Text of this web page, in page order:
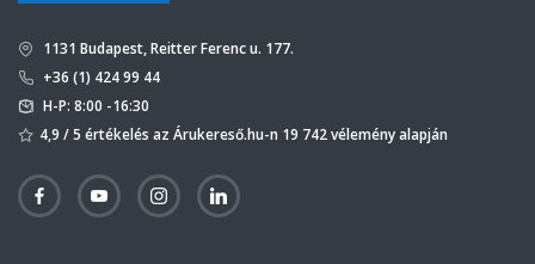
1131 Budapest, Reitter Ferenc u. 177.
+36 (1) 424 99 44
H-P: 8:00 -16:30
4,9 / 5 értékelés az Árukereső.hu-n 19 742 vélemény alapján